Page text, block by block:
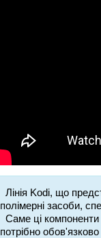
Лінія Kodi, що
полімерні засоби,
Саме ці компоненти
потрібно